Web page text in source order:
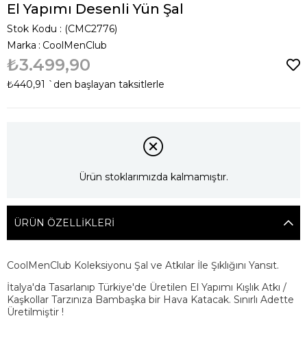
El Yapımı Desenli Yün Şal
Stok Kodu
(CMC2776)
Marka : CoolMenClub
₺3.499,90
₺440,91 `den başlayan taksitlerle
Ürün stoklarımızda kalmamıştır.
ÜRÜN ÖZELLIKLERI
CoolMenClub Koleksiyonu Şal ve Atkılar İle Şıklığını Yansıt.
İtalya'da Tasarlanıp Türkiye'de Üretilen El Yapımı Kışlık Atkı /
Kaşkollar Tarzınıza Bambaşka bir Hava Katacak. Sınırlı Adette
Üretilmiştir !